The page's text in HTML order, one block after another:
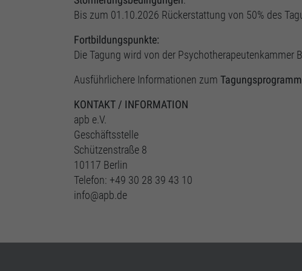
Bis zum 01.10.2026 Rückerstattung von 50% des
Fortbildungspunkte:
Die Tagung wird von der Psychotherapeutenkammer
Ausführlichere Informationen zum Tagungsprogramm
KONTAKT / INFORMATION
apb e.V.
Geschäftsstelle
Schützenstraße 8
10117 Berlin
Telefon: +49 30 28 39 43 10
info@apb.de